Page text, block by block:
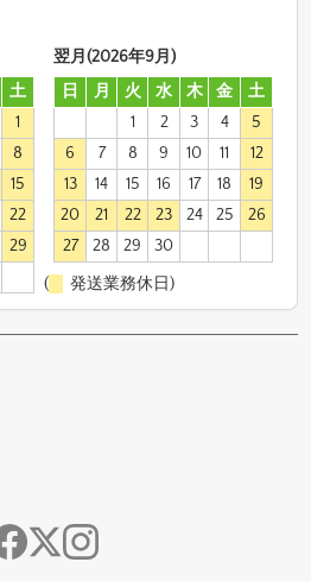
土
1
8
15
22
29
翌月(2026年9月)
日
月 火 水 木 金
土
1
2 3 4
5
6
7 8 9 10 11
12
13
14 15 16 17 18
19
20
21 22 23 24 25
26
27
28 29 30
( 発送業務休日)